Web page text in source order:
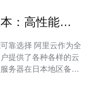
：高性能可
里云作为全
提供了各种各样的云
务器在日本地区备受